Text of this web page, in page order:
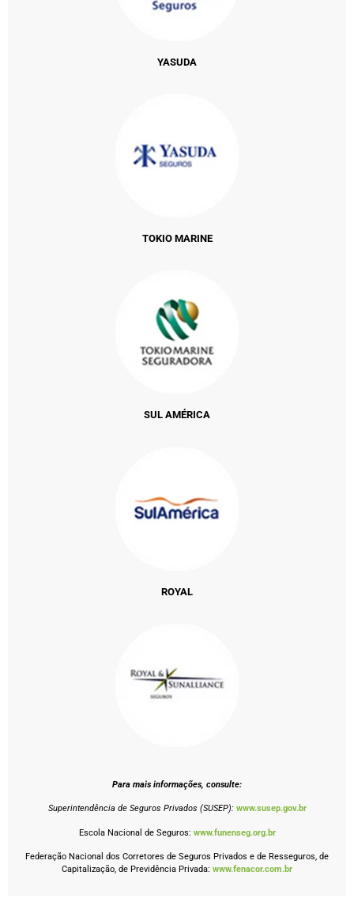
YASUDA
TOKIO MARINE
SUL AMÉRICA
ROYAL
Para mais informações, consulte:
Superintendência de Seguros Privados (SUSEP): www.susep.gov.br
Escola Nacional de Seguros: www.funenseg.org.br
Federação Nacional dos Corretores de Seguros Privados e de Resseguros, de
Capitalização, de Previdência Privada: www.fenacor.com.br